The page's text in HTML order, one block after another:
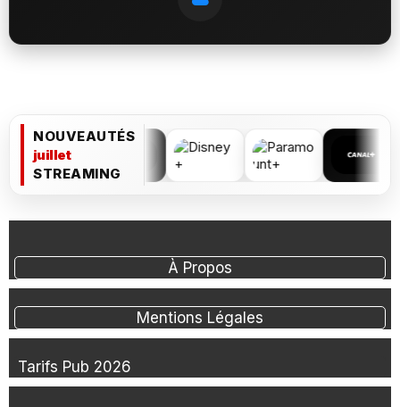
NOUVEAUTÉS
juillet
STREAMING
À Propos
Mentions Légales
Tarifs Pub 2026